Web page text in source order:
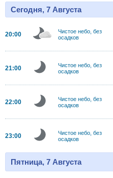
Сегодня, 7 Августа
20:00
Чистое небо, без
осадков
21:00
Чистое небо, без
осадков
22:00
Чистое небо, без
осадков
23:00
Чистое небо, без
осадков
Пятница, 7 Августа